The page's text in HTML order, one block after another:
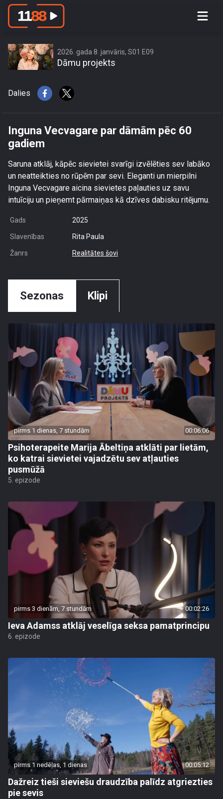
Inguna Vecvagare par dāmām pēc 60
2026. gada 8. janvāris, S01 E09
Dāmu projekts
Dalies
Inguna Vecvagare par dāmām pēc 60
gadiem
Saruna atklāj, kāpēc sievietei svarīgi izvēlēties sev labāko
un neatteikties no rūpēm par sevi. Eleganti un mierpilni
Inguna Vecvagare aicina sievietes paļauties uz savu
intuīciju un pieņemt pārmaiņas kā dzīves dabisku ritējumu.
Gads 2025
Slavenības Rita Paula
Žanrs Realitātes šovi
Sezonas Klipi
pirms 1 dienas, 7 stundām 00:06:06
Psihoterapeite Marija Ābeltiņa atklāti par lietām,
ko katrai sievietei vajadzētu sev atļauties
pusmūžā
5. epizode
pirms 3 dienām, 7 stundām 00:02:26
Ieva Adamss atklāj veselīga seksa pamatprincipu
6. epizode
pirms 1 nedēļas, 1 dienas 00:05:12
Dažreiz tieši sieviešu draudzība palīdz atgriezties
pie sevis